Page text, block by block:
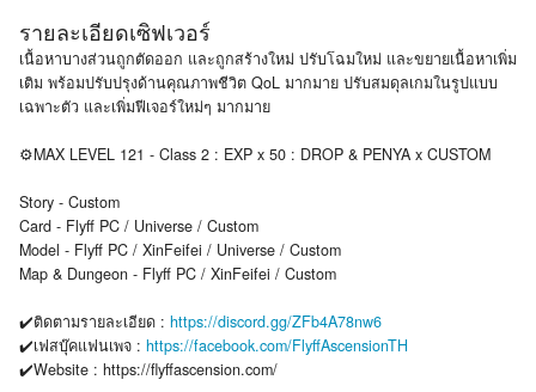
รายละเอียดเซิฟเวอร์
เนื้อหาบางส่วนถูกตัดออก และถูกสร้างใหม่ ปรับโฉมใหม่ และขยายเนื้อหาเพิ่ม
เติม พร้อมปรับปรุงด้านคุณภาพชีวิต QoL มากมาย ปรับสมดุลเกมในรูปแบบ
เฉพาะตัว และเพิ่มฟีเจอร์ใหม่ๆ มากมาย
⚙️MAX LEVEL 121 - Class 2 : EXP x 50 : DROP & PENYA x CUSTOM
Story - Custom
Card - Flyff PC / Universe / Custom
Model - Flyff PC / XinFeifei / Universe / Custom
Map & Dungeon - Flyff PC / XinFeifei / Custom
✔️ติดตามรายละเอียด : https://discord.gg/ZFb4A78nw6
✔️เฟสบุ๊คแฟนเพจ : https://facebook.com/FlyffAscensionTH
✔️Website : https://flyffascension.com/